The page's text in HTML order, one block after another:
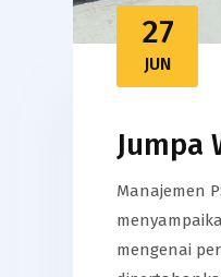
27
JUN
Jumpa
Manajemen
mengenai